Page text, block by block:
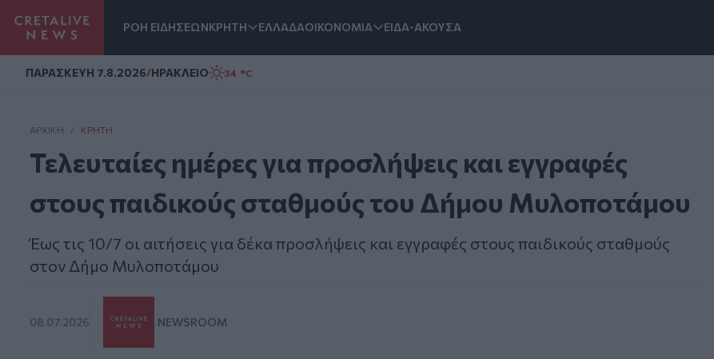
ΡΟΗ ΕΙΔΗΣΕΩΝΚΡΗΤΗ ΕΛΛΑΔΑΟΙΚΟΝΟΜΙΑ ΕΙΔΑ-ΑΚΟΥΣΑ
ΠΑΡΑΣΚΕΥΗ 7.8.2026/ΗΡΑΚΛΕΙΟ 34 °C
ΑΡΧΙΚΗ / ΚΡΉΤΗ
Τελευταίες ημέρες για προσλήψεις και εγγραφές
στους παιδικούς σταθμούς του Δήμου Μυλοποτάμου
Έως τις 10/7 οι αιτήσεις για δέκα προσλήψεις και εγγραφές στους παιδικούς σταθμούς
στον Δήμο Μυλοποτάμου
08.07.2026 NEWSROOM